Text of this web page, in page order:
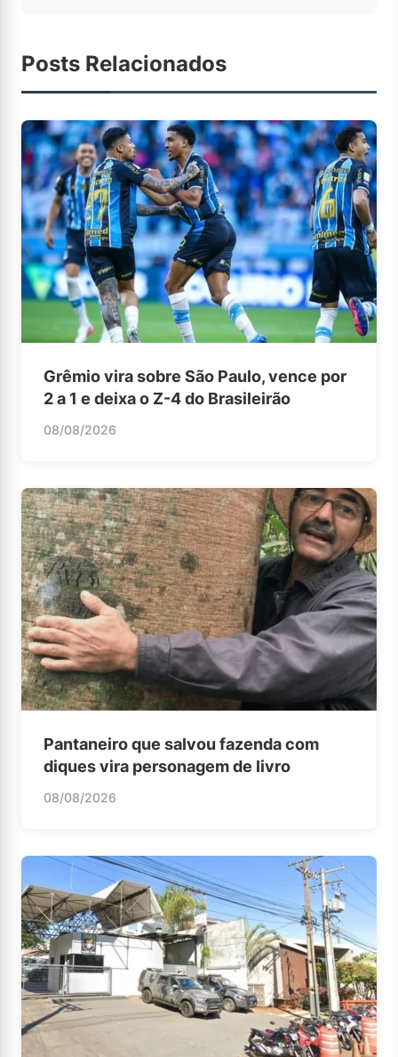
Posts Relacionados
Grêmio vira sobre São Paulo, vence por
2 a 1 e deixa o Z-4 do Brasileirão
08/08/2026
Pantaneiro que salvou fazenda com
diques vira personagem de livro
08/08/2026